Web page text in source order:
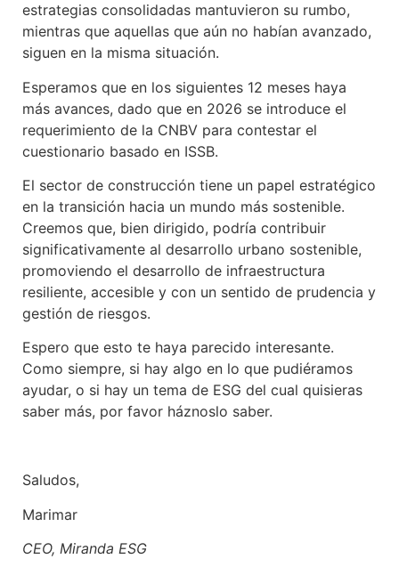
estrategias consolidadas mantuvieron su rumbo,
mientras que aquellas que aún no habían avanzado,
siguen en la misma situación.
Esperamos que en los siguientes 12 meses haya
más avances, dado que en 2026 se introduce el
requerimiento de la CNBV para contestar el
cuestionario basado en ISSB.
El sector de construcción tiene un papel estratégico
en la transición hacia un mundo más sostenible.
Creemos que, bien dirigido, podría contribuir
significativamente al desarrollo urbano sostenible,
promoviendo el desarrollo de infraestructura
resiliente, accesible y con un sentido de prudencia y
gestión de riesgos.
Espero que esto te haya parecido interesante.
Como siempre, si hay algo en lo que pudiéramos
ayudar, o si hay un tema de ESG del cual quisieras
saber más, por favor háznoslo saber.
Saludos,
Marimar
CEO, Miranda ESG